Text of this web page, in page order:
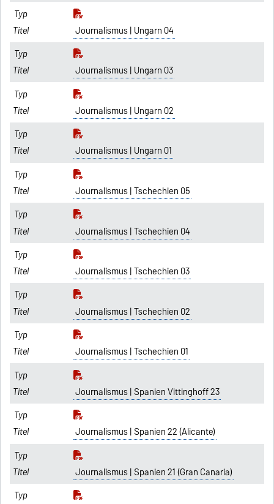
Journalismus | Ungarn 04
Journalismus | Ungarn 03
Journalismus | Ungarn 02
Journalismus | Ungarn 01
Journalismus | Tschechien 05
Journalismus | Tschechien 04
Journalismus | Tschechien 03
Journalismus | Tschechien 02
Journalismus | Tschechien 01
Journalismus | Spanien Vittinghoff 23
Journalismus | Spanien 22 (Alicante)
Journalismus | Spanien 21 (Gran Canaria)